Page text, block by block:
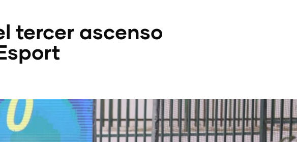
tercer ascenso